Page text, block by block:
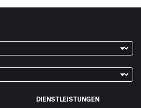
DIENSTLEISTUNGEN